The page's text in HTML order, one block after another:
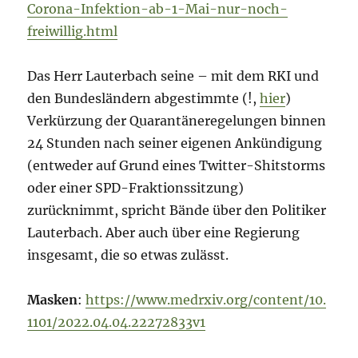
Corona-Infektion-ab-1-Mai-nur-noch-
freiwillig.html
Das Herr Lauterbach seine – mit dem RKI und
den Bundesländern abgestimmte (!,hier)
Verkürzung der Quarantäneregelungen binnen
24 Stunden nach seiner eigenen Ankündigung
(entweder auf Grund eines Twitter-Shitstorms
oder einer SPD-Fraktionssitzung)
zurücknimmt, spricht Bände über den Politiker
Lauterbach. Aber auch über eine Regierung
insgesamt, die so etwas zulässt.
Masken:https://www.medrxiv.org/content/10.
1101/2022.04.04.22272833v1